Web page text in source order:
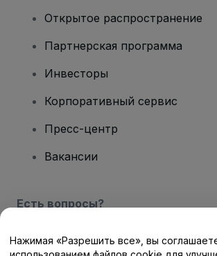
Открытое распространение
Партнерская программа
Инвесторы
Корпоративный сервис
Пресс-центр
Вакансии
Есть вопросы?
Центр помощи / Свяжитесь с
Нажимая «Разрешить все», вы